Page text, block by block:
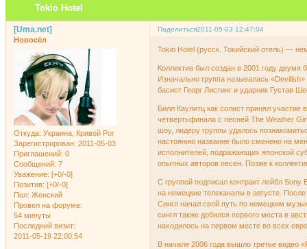
Tokio Hotel
Поделиться2011-05-03 12:47:04
[Uma.net]
Новосёл
Откуда: Украина, Кривой Рог
Зарегистрирован: 2011-05-03
Приглашений: 0
Сообщений: 7
Уважение: [+0/-0]
Позитив: [+0/-0]
Пол: Женский
Провел на форуме:
54 минуты
Последний визит:
2011-05-19 22:00:54
Tokio Hotel (русск. Токийский отель) —
Коллектив был создан в 2001 году
Изначально группа называлась
басист Георг Листинг и ударник Густав
Билл Каулитц как солист принял
четвертьфинала с песней The Weather
шоу, лидеру группы удалось
настоянию название было сменено на
исполнителей, подражающих японской
опытных авторов песен. Позже к
С группой подписал контракт лейбл
на немецкие телеканалы в августе.
Сингл начал свой путь по немецким
сингл также добился первого места в
находилось на первом месте во всех
В начале 2006 года вышло третье видео